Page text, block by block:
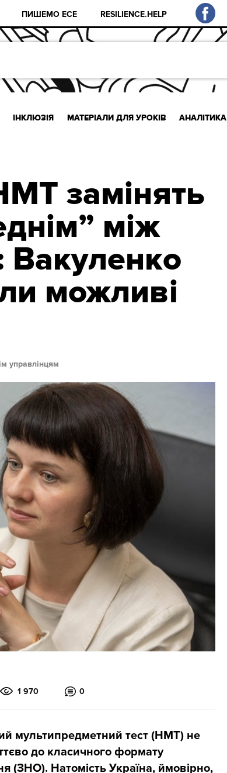
ПИШЕМО ЕСЕ RESILIENCE.HELP
ІНКЛЮЗІЯ МАТЕРІАЛИ ДЛЯ УРОКІВ АНАЛІТИКА
замінять
між
Вакуленко
можливі
управлінцям
1 970 0
мультипредметний тест (НМТ) не
до класичного формату
(ЗНО). Натомість Україна, ймовірно,